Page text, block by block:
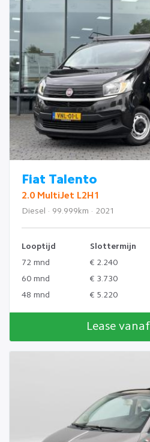
Fiat Talento
2.0 MultiJet L2H1
Diesel · 99.999km · 2021
Looptijd Slottermijn
72 mnd
€ 2.240
60 mnd
€ 3.730
48 mnd
€ 5.220
Lease vanaf